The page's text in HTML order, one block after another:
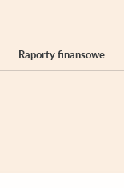
Raporty finansowe